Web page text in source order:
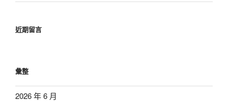
近期留言
彙整
2026 年 6 月